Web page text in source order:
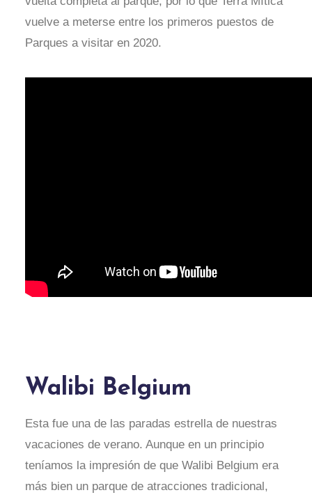
vuelve a meterse entre los primeros puestos de
Parques a visitar en 2020.
Walibi Belgium
Esta fue una de las paradas estrella de nuestras
vacaciones de verano. Aunque en un principio
teníamos la impresión de que Walibi Belgium era
más bien un parque de atracciones tradicional,